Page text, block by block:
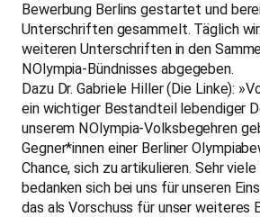
Bewerbung Berlins gestartet und
Unterschriften gesammelt. Täglich
weiteren Unterschriften in den
NOlympia-Bündnisses abgegeben.
Dazu Dr. Gabriele Hiller (Die Linke):
ein wichtiger Bestandteil lebendiger
unserem NOlympia-Volksbegehren
Gegner*innen einer Berliner
Chance, sich zu artikulieren. Sehr
bedanken sich bei uns für unseren
das als Vorschuss für unser weiteres